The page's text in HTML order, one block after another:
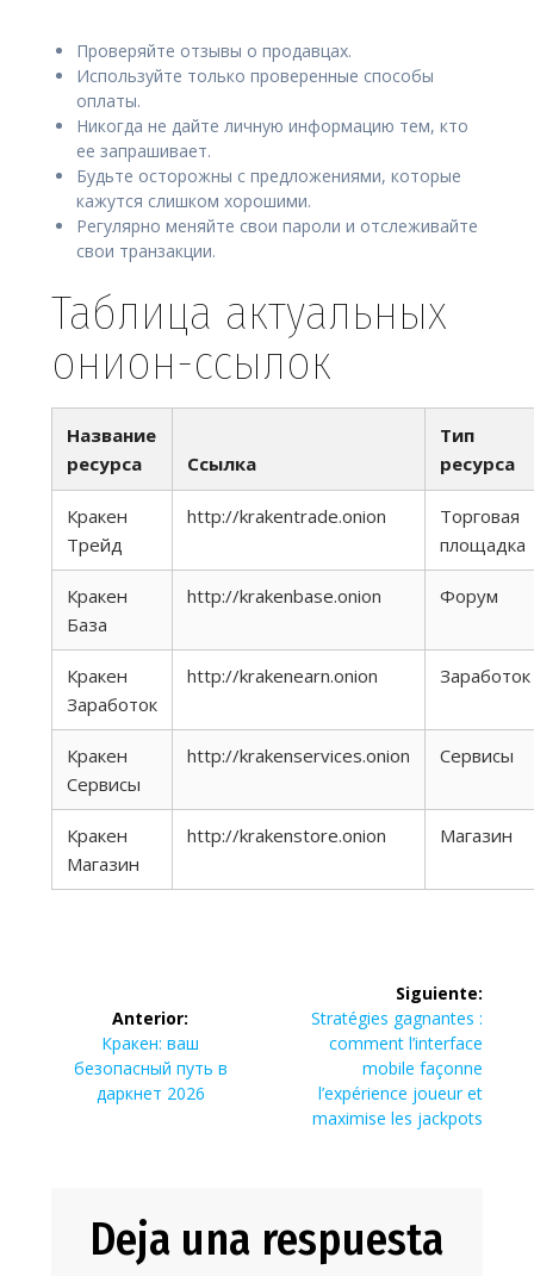
Проверяйте отзывы о продавцах.
Используйте только проверенные способы
оплаты.
Никогда не дайте личную информацию тем, кто
ее запрашивает.
Будьте осторожны с предложениями, которые
кажутся слишком хорошими.
Регулярно меняйте свои пароли и отслеживайте
свои транзакции.
Таблица актуальных
онион-ссылок
Название
ресурса
Ссылка
Тип
ресурса
Кракен
Трейд
http://krakentrade.onion
Торговая
площадка
Кракен
База
http://krakenbase.onion Форум
Кракен
Заработок
http://krakenearn.onion Заработок
Кракен
Сервисы
http://krakenservices.onion Сервисы
Кракен
Магазин
http://krakenstore.onion Магазин
entradas
Anterior:
Entrada
anterior:
Кракен: ваш
безопасный путь в
даркнет 2026
Siguiente:
Siguiente
entrada:
Stratégies gagnantes :
comment l’interface
mobile façonne
l’expérience joueur et
maximise les jackpots
Deja una respuesta